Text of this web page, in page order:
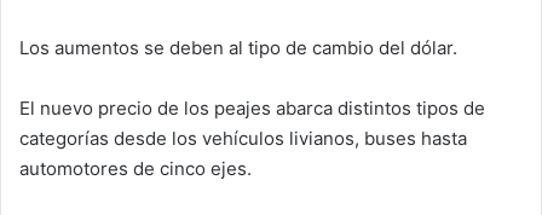
Los aumentos se deben al tipo de cambio del dólar.
El nuevo precio de los peajes abarca distintos tipos de
categorías desde los vehículos livianos, buses hasta
automotores de cinco ejes.